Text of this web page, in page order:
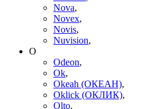
Nova,
Novex,
Novis,
Nuvision,
O
Odeon,
Ok,
Okeah (ОКЕАН),
Oklick (ОКЛИК),
Olto,